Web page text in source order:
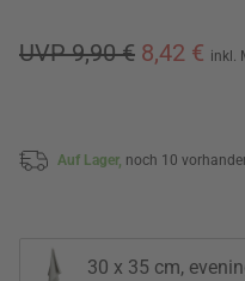
UVP 9,90 € 8,42 € inkl.
Auf Lager, noch 10
30 x 35 cm,